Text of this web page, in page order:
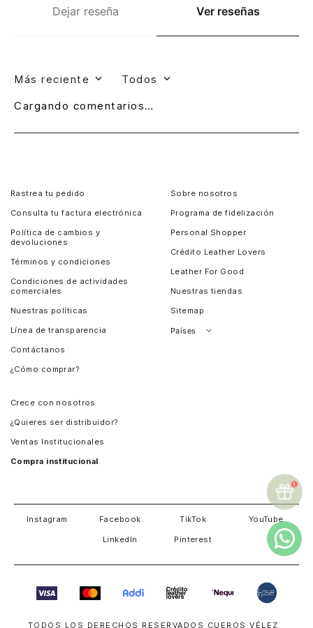
Dejar reseña Ver reseñas
Más reciente Todos
Cargando comentarios…
Rastrea tu pedido
Consulta tu factura electrónica
Política de cambios y
devoluciones
Términos y condiciones
Condiciones de actividades
comerciales
Nuestras políticas
Línea de transparencia
Contáctanos
¿Cómo comprar?
Sobre nosotros
Programa de fidelización
Personal Shopper
Crédito Leather Lovers
Leather For Good
Nuestras tiendas
Sitemap
Países
Crece con nosotros
¿Quieres ser distribuidor?
Ventas Institucionales
Compra institucional
Instagram Facebook TikTok YouTube
LinkedIn Pinterest
TODOS LOS DERECHOS RESERVADOS CUEROS VÉLEZ